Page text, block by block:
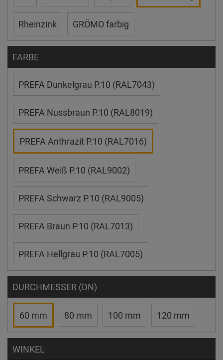
Rheinzink GRÖMO farbig
FARBE
PREFA Dunkelgrau P.10 (RAL7043)
PREFA Nussbraun P.10 (RAL8019)
PREFA Anthrazit P.10 (RAL7016)
PREFA Weiß P.10 (RAL9002)
PREFA Schwarz P.10 (RAL9005)
PREFA Braun P.10 (RAL7013)
PREFA Hellgrau P.10 (RAL7005)
DURCHMESSER (DN)
60 mm 80 mm 100 mm 120 mm
WINKEL